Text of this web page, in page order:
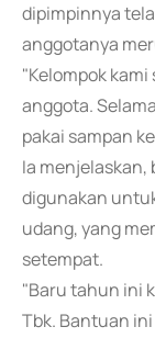
dipimpinnya
anggotanya
"Kelompok
anggota.
pakai sampan
Ia menjelaskan,
digunakan
udang, yang
setempat.
"Baru tahun ini
Tbk. Bantuan